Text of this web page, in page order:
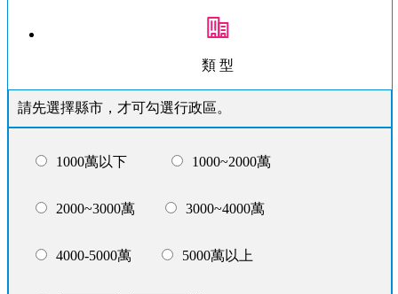
類 型
請先選擇縣市，才可勾選行政區。
1000萬以下 1000~2000萬
2000~3000萬 3000~4000萬
4000-5000萬 5000萬以上